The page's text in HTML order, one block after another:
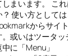
まいます。 こ
使い方として
からサイ
或いはツータッ
に「Menu」